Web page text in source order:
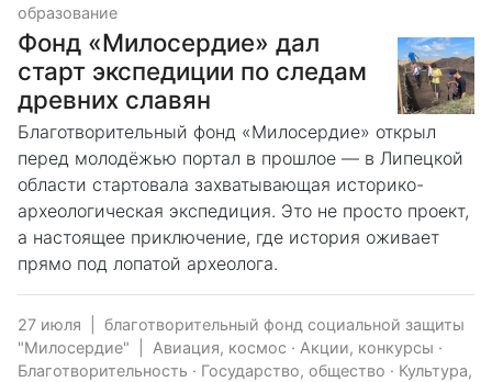
образование
Фонд «Милосердие» дал
старт экспедиции по следам
древних славян
Благотворительный фонд «Милосердие» открыл
перед молодёжью портал в прошлое — в Липецкой
области стартовала захватывающая историко-
археологическая экспедиция. Это не просто проект,
а настоящее приключение, где история оживает
прямо под лопатой археолога.
27 июля
благотворительный фонд социальной защиты
"Милосердие"
Авиация, космос · Акции, конкурсы ·
Благотворительность · Государство, общество · Культура,